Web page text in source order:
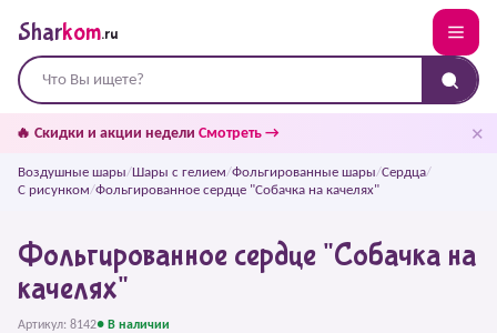
Sharkom.ru
🔥 Скидки и акции недели Смотреть → ✕
Воздушные шары/Шары с гелием/Фольгированные шары/Сердца/
С рисунком/Фольгированное сердце "Собачка на качелях"
Фольгированное сердце "Собачка на
качелях"
Артикул: 8142● В наличии